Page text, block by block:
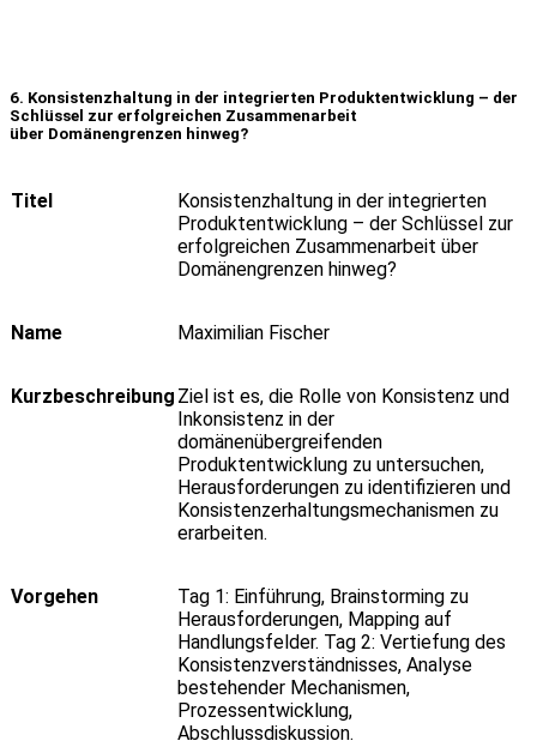
6. Konsistenzhaltung in der integrierten Produktentwicklung – der
Schlüssel zur erfolgreichen Zusammenarbeit
über Domänengrenzen hinweg?
Titel
Konsistenzhaltung in der integrierten
Produktentwicklung – der Schlüssel zur
erfolgreichen Zusammenarbeit über
Domänengrenzen hinweg?
Name Maximilian Fischer
Kurzbeschreibung Ziel ist es, die Rolle von Konsistenz und
Inkonsistenz in der
domänenübergreifenden
Produktentwicklung zu untersuchen,
Herausforderungen zu identifizieren und
Konsistenzerhaltungsmechanismen zu
erarbeiten.
Vorgehen
Tag 1: Einführung, Brainstorming zu
Herausforderungen, Mapping auf
Handlungsfelder. Tag 2: Vertiefung des
Konsistenzverständnisses, Analyse
bestehender Mechanismen,
Prozessentwicklung,
Abschlussdiskussion.